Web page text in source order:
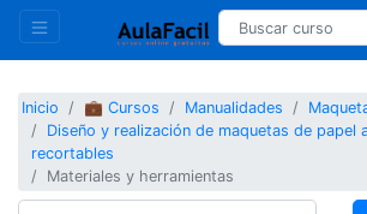
Inicio 💼 Cursos Manualidades
Diseño y realización de maquetas de papel
recortables
Materiales y herramientas